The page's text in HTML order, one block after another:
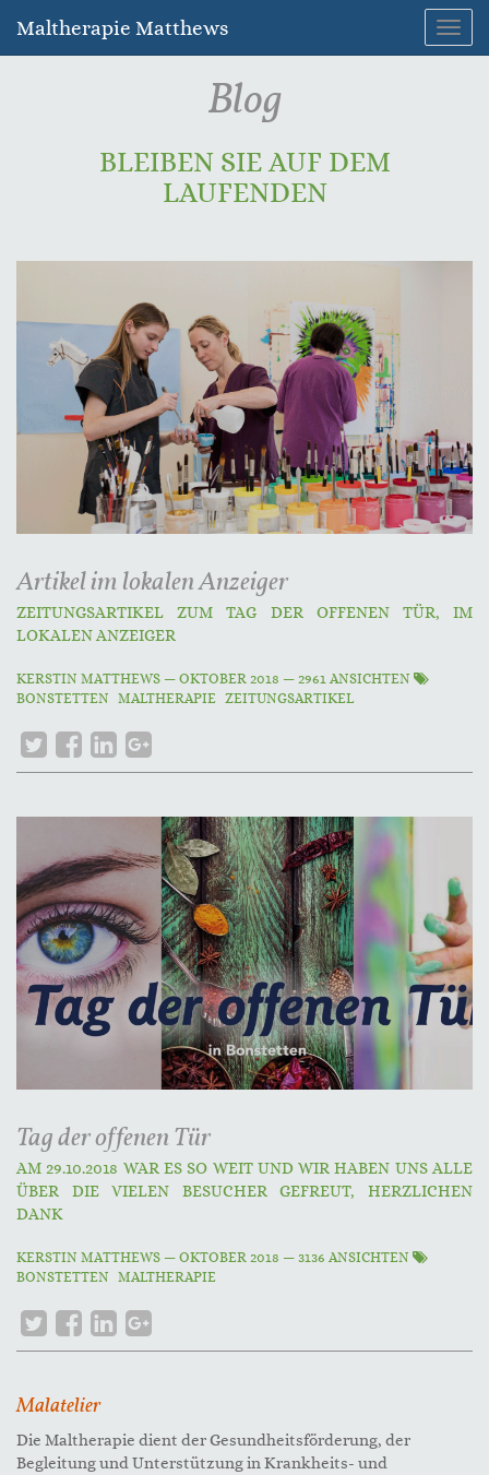
Maltherapie Matthews
Blog
BLEIBEN SIE AUF DEM
LAUFENDEN
Artikel im lokalen Anzeiger
ZEITUNGSARTIKEL ZUM TAG DER OFFENEN TÜR, IM
LOKALEN ANZEIGER
KERSTIN MATTHEWS — OKTOBER 2018 — 2961 ANSICHTEN
BONSTETTEN MALTHERAPIE ZEITUNGSARTIKEL
Tag der offenen Tür
AM 29.10.2018 WAR ES SO WEIT UND WIR HABEN UNS ALLE
ÜBER DIE VIELEN BESUCHER GEFREUT, HERZLICHEN
DANK
KERSTIN MATTHEWS — OKTOBER 2018 — 3136 ANSICHTEN
BONSTETTEN MALTHERAPIE
Malatelier
Die Maltherapie dient der Gesundheitsförderung, der
Begleitung und Unterstützung in Krankheits- und